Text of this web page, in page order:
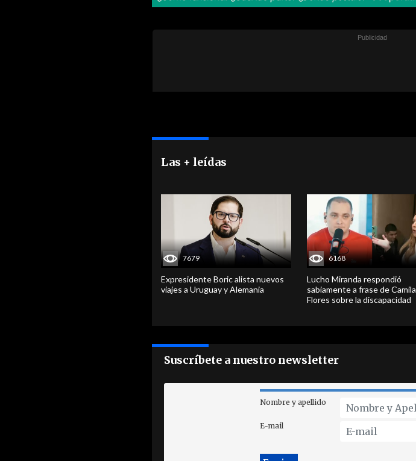
Las + leídas
7679
Expresidente Boric alista nuevos
viajes a Uruguay y Alemania
6168
Lucho Miranda respondió
sabiamente a frase de Camila
Flores sobre la discapacidad
Suscríbete a nuestro newsletter
Nombre y apellido
E-mail